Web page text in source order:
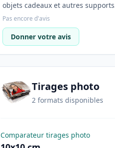
objets cadeaux et autres
Pas encore d'avis
Donner votre avis
Tirages photo
2 formats disponibles
Comparateur tirages photo